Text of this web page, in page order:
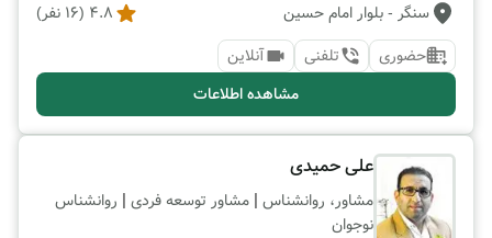
سنگر - بلوار امام حسین 4.8
(
16 نفر)
حضوری
تلفنی
آنلاین
مشاهده اطلاعات
علی حمیدی
مشاور، روانشناس | مشاور توسعه فردی | روانشناس
نوجوان